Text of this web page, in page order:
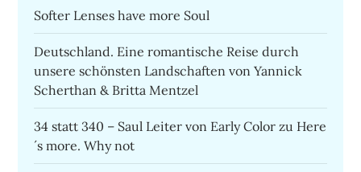
Softer Lenses have more Soul
Deutschland. Eine romantische Reise durch
unsere schönsten Landschaften von Yannick
Scherthan & Britta Mentzel
34 statt 340 – Saul Leiter von Early Color zu Here
´s more. Why not